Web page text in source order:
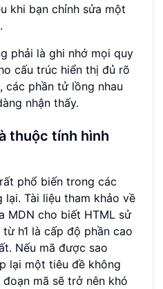
khi bạn chỉnh sửa một
phải là ghi nhớ mọi quy
cấu trúc hiển thị đủ rõ
các phần tử lồng nhau
nhận thấy.
thuộc tính hình
phổ biến trong các
Tài liệu tham khảo về
MDN cho biết HTML sử
h1 là cấp độ phần cao
Nếu mã được sao
lại một tiêu đề không
mã sẽ trở nên khó